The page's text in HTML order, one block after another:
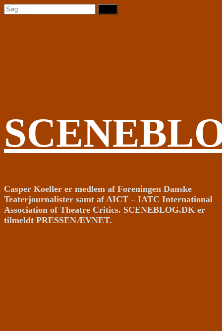
Videre
til
Søg
efter:
Casper Koeller er medlem af Foreningen Danske
Teaterjournalister samt af AICT – IATC International
Association of Theatre Critics. SCENEBLOG.DK er
tilmeldt PRESSENÆVNET.